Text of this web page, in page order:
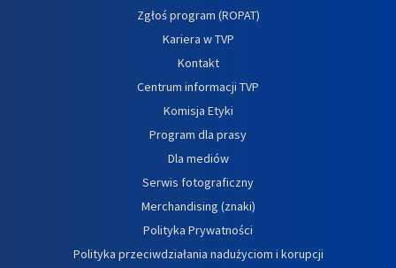
Zgłoś program (ROPAT)
Kariera w TVP
Kontakt
Centrum informacji TVP
Komisja Etyki
Program dla prasy
Dla mediów
Serwis fotograficzny
Merchandising (znaki)
Polityka Prywatności
Polityka przeciwdziałania nadużyciom i korupcji